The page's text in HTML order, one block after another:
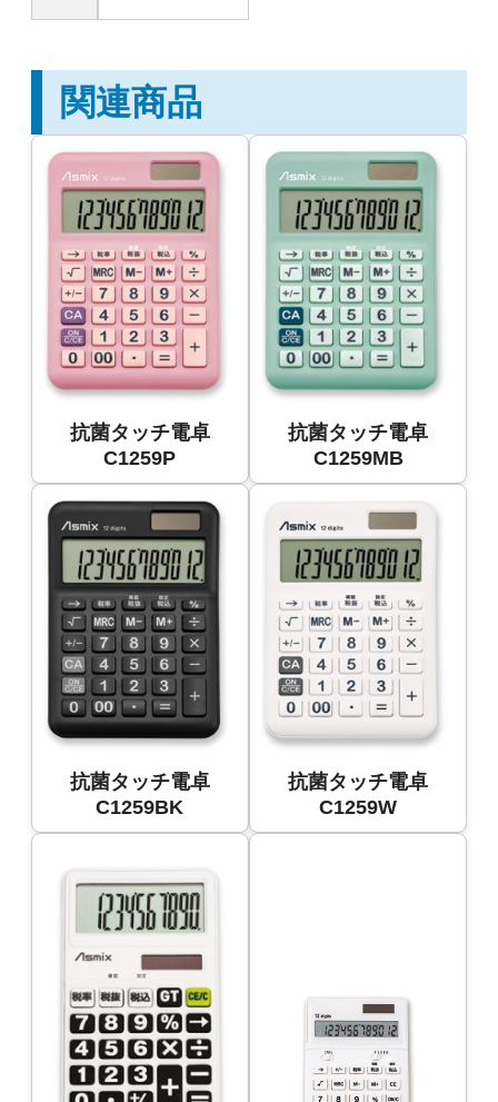
関連商品
抗菌タッチ電卓
C1259P
抗菌タッチ電卓
C1259MB
抗菌タッチ電卓
C1259BK
抗菌タッチ電卓
C1259W